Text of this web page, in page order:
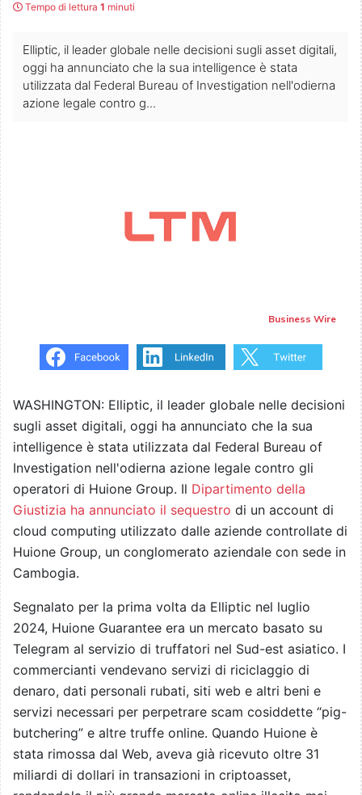
Tempo di lettura 1 minuti
Elliptic, il leader globale nelle decisioni sugli asset digitali,
oggi ha annunciato che la sua intelligence è stata
utilizzata dal Federal Bureau of Investigation nell'odierna
azione legale contro g...
Business Wire
WASHINGTON: Elliptic, il leader globale nelle decisioni
sugli asset digitali, oggi ha annunciato che la sua
intelligence è stata utilizzata dal Federal Bureau of
Investigation nell'odierna azione legale contro gli
operatori di Huione Group. Il Dipartimento della
Giustizia ha annunciato il sequestro di un account di
cloud computing utilizzato dalle aziende controllate di
Huione Group, un conglomerato aziendale con sede in
Cambogia.
Segnalato per la prima volta da Elliptic nel luglio
2024, Huione Guarantee era un mercato basato su
Telegram al servizio di truffatori nel Sud-est asiatico. I
commercianti vendevano servizi di riciclaggio di
denaro, dati personali rubati, siti web e altri beni e
servizi necessari per perpetrare scam cosiddette “pig-
butchering” e altre truffe online. Quando Huione è
stata rimossa dal Web, aveva già ricevuto oltre 31
miliardi di dollari in transazioni in criptoasset,